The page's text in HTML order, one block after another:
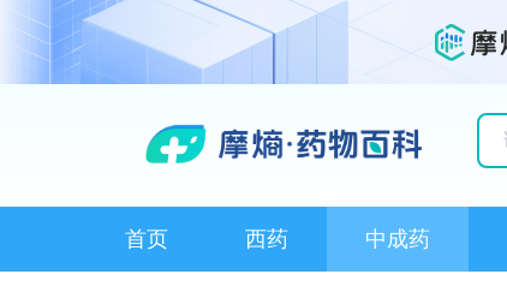
首页 西药 中成药